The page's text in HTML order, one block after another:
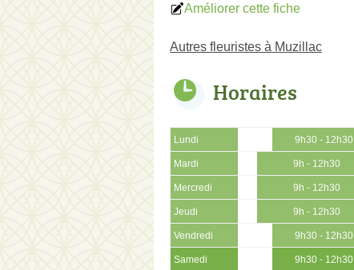
Améliorer cette fiche
Autres fleuristes à Muzillac
Horaires
Lundi 9h30 - 12h30
Mardi 9h - 12h30
Mercredi 9h - 12h30
Jeudi 9h - 12h30
Vendredi 9h30 - 12h30
Samedi 9h30 - 12h30